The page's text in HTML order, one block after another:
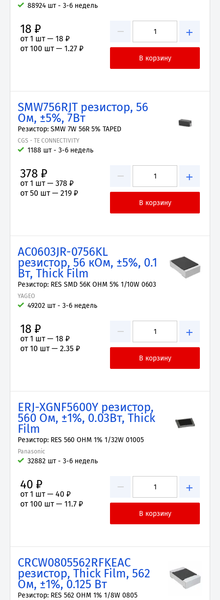
88924 шт - 3-6 недель
− +
18 ₽
от 1 шт — 18 ₽
от 100 шт — 1.27 ₽
SMW756RJT резистор, 56
Ом, ±5%, 7Вт
Резистор: SMW 7W 56R 5% TAPED
CGS - TE CONNECTIVITY
1188 шт - 3-6 недель
− +
378 ₽
от 1 шт — 378 ₽
от 50 шт — 219 ₽
AC0603JR-0756KL
резистор, 56 кОм, ±5%, 0.1
Вт, Thick Film
Резистор: RES SMD 56K OHM 5% 1/10W 0603
YAGEO
49202 шт - 3-6 недель
− +
18 ₽
от 1 шт — 18 ₽
от 10 шт — 2.35 ₽
ERJ-XGNF5600Y резистор,
560 Ом, ±1%, 0.03Вт, Thick
Film
Резистор: RES 560 OHM 1% 1/32W 01005
Panasonic
32882 шт - 3-6 недель
− +
40 ₽
от 1 шт — 40 ₽
от 100 шт — 11.7 ₽
CRCW0805562RFKEAC
резистор, Thick Film, 562
Ом, ±1%, 0.125 Вт
Резистор: RES 562 OHM 1% 1/8W 0805